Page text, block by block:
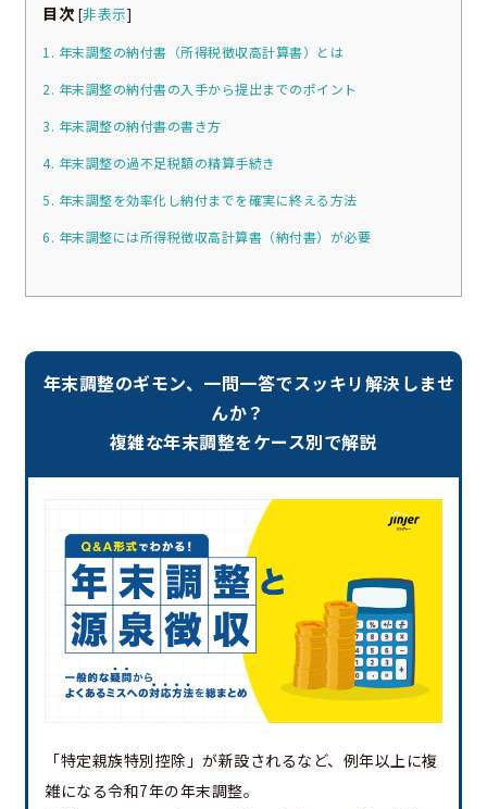
目次 [非表示]
1. 年末調整の納付書（所得税徴収高計算書）とは
2. 年末調整の納付書の入手から提出までのポイント
3. 年末調整の納付書の書き方
4. 年末調整の過不足税額の精算手続き
5. 年末調整を効率化し納付までを確実に終える方法
6. 年末調整には所得税徴収高計算書（納付書）が必要
年末調整のギモン、一問一答でスッキリ解決しませ
んか？
複雑な年末調整をケース別で解説
「特定親族特別控除」が新設されるなど、例年以上に複
雑になる令和7年の年末調整。